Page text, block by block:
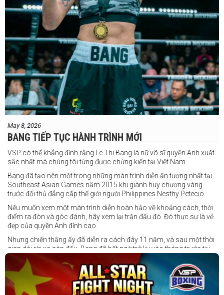
Sẽ còn thêm nhiều thông tin sắp được cập nhật
May 8, 2026
BANG TIẾP TỤC HÀNH TRÌNH MỚI
VSP có thể khẳng định rằng Le Thi Bang là nữ võ sĩ quyền Anh xuất
sắc nhất mà chúng tôi từng được chứng kiến tại Việt Nam.
Bang đã tạo nên một trong những màn trình diễn ấn tượng nhất tại
Southeast Asian Games năm 2015 khi giành huy chương vàng
trước đối thủ đẳng cấp thế giới người Philippines Nesthy Petecio.
Nếu muốn xem một màn trình diễn hoàn hảo về khoảng cách, thời
điểm ra đòn và góc đánh, hãy xem lại trận đấu đó. Đó thực sự là vẻ
đẹp của quyền Anh đỉnh cao.
Nhưng chiến thắng ấy đã diễn ra cách đây 11 năm, và sau một thời
gian dài rời xa sàn đấu, Bang đã bất ngờ trở lại vào tháng trước tại
Trigger Promotion 7.
Ở tuổi 33, Lê Thị Bằng quyết định chuyển sang thi đấu chuyên
nghiệp — và cô ngay lập tức tạo dấu ấn mạnh mẽ. Đối đầu với một
đối thủ trẻ tài năng của nước chủ nhà, Bang đã thể hiện sự điềm tĩnh